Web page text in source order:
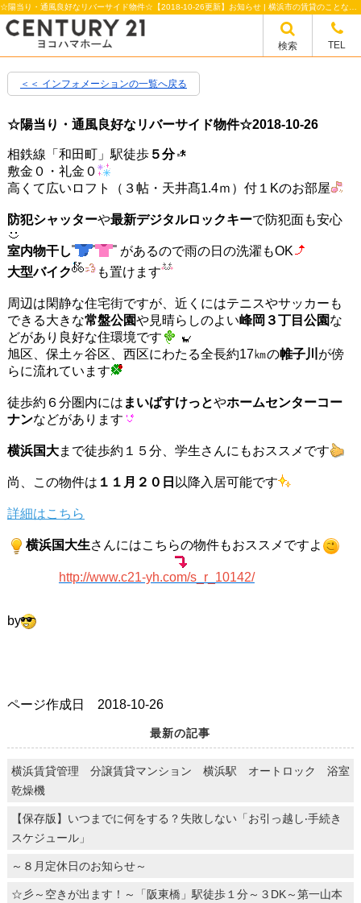
検索 TEL
＜＜ インフォメーションの一覧へ戻る
☆陽当り・通風良好なリバーサイド物件☆2018-10-26
相鉄線「和田町」駅徒歩５分
敷金０・礼金０
高くて広い ロフト （３帖・天井髙1.4ｍ）付１Kのお部屋
防犯シャッターや最新デジタルロックキーで防犯面も安心
室内物干し
があるので雨の日の洗濯もOK
大型バイク
も置けます
周辺は閑静な住宅街ですが、近くにはテニスやサッカーも
できる大きな常盤公園や見晴らしのよい峰岡３丁目公園な
どがあり良好な住環境です
旭区、保土ヶ谷区、西区にわたる全長約17㎞の帷子川 が傍
らに流れています
徒歩約６分圏内には まいばすけっとやホームセンターコー
ナンなどがあります
横浜国大まで徒歩約１５分、学生さんにもおススメです
尚、この物件は １１月２０日 以降入居可能です
詳細はこちら
横浜国大生さんにはこちらの物件もおススメですよ
http://www.c21-yh.com/s_r_10142/
by
ページ作成日 2018-10-26
最新の記事
横浜賃貸管理 分譲賃貸マンション 横浜駅 オートロック 浴室
乾燥機
【保存版】いつまでに何をする？失敗しない「お引っ越し‧⼿続き
スケジュール」
～８月定休日のお知らせ～
☆彡～空きが出ます！～「阪東橋」駅徒歩１分～３DK～第一山本